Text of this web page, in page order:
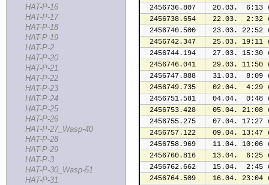
HAT-P-16
HAT-P-17
HAT-P-18
HAT-P-19
HAT-P-2
HAT-P-20
HAT-P-21
HAT-P-22
HAT-P-23
HAT-P-24
HAT-P-25
HAT-P-26
HAT-P-27_Wasp-40
HAT-P-28
HAT-P-29
HAT-P-3
HAT-P-30_Wasp-51
HAT-P-31
2456736.807
20.03.  6:13
2456738.654
22.03.  2:32
2456740.500
23.03. 22:52
2456742.347
25.03. 19:11
2456744.194
27.03. 15:30
2456746.041
29.03. 11:50
2456747.888
31.03.  8:09
2456749.735
02.04.  4:29
2456751.581
04.04.  0:48
2456753.428
05.04. 21:08
2456755.275
07.04. 17:27
2456757.122
09.04. 13:47
2456758.969
11.04. 10:06
2456760.816
13.04.  6:25
2456762.662
15.04.  2:45
2456764.509
16.04. 23:04